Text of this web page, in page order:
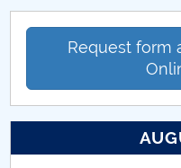
Request form